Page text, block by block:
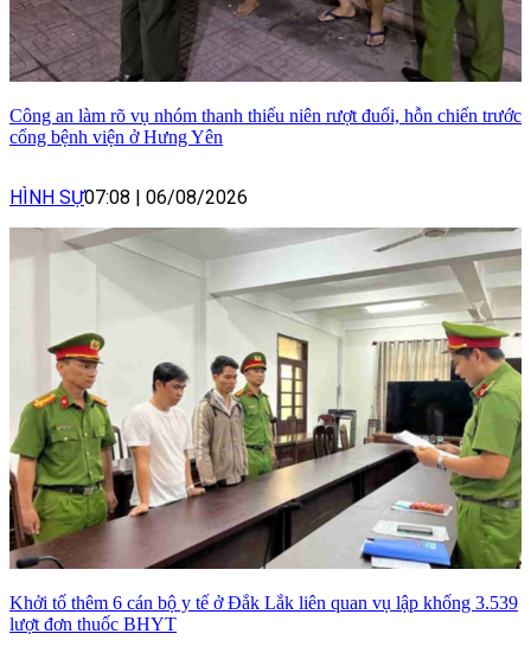
Công an làm rõ vụ nhóm thanh thiếu niên rượt đuổi, hỗn chiến trước
cổng bệnh viện ở Hưng Yên
HÌNH SỰ07:08 | 06/08/2026
Khởi tố thêm 6 cán bộ y tế ở Đắk Lắk liên quan vụ lập khống 3.539
lượt đơn thuốc BHYT